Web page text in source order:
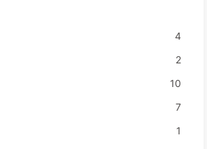
4
2
10
7
1